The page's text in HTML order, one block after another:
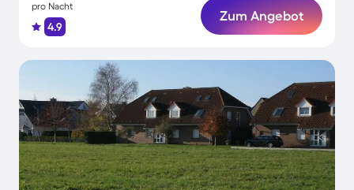
pro Nacht
4.9
Zum Angebot